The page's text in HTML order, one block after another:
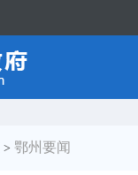
> 鄂州要闻